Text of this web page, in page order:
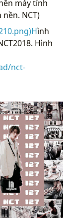
máy tính
nền. NCT)
ình
Hình
nct-